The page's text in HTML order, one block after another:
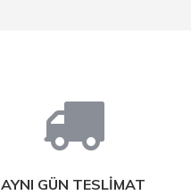
AYNI GÜN TESLİMAT